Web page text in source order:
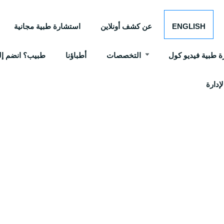
ENGLISH عن كشف أونلاين استشارة طبية مجانية
طبية فيديو كول التخصصات أطباؤنا طبيب؟ انضم